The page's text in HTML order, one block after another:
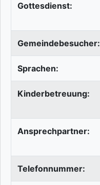
Gottesdienst:
Gemeindebesucher:
Sprachen:
Kinderbetreuung:
Ansprechpartner:
Telefonnummer: